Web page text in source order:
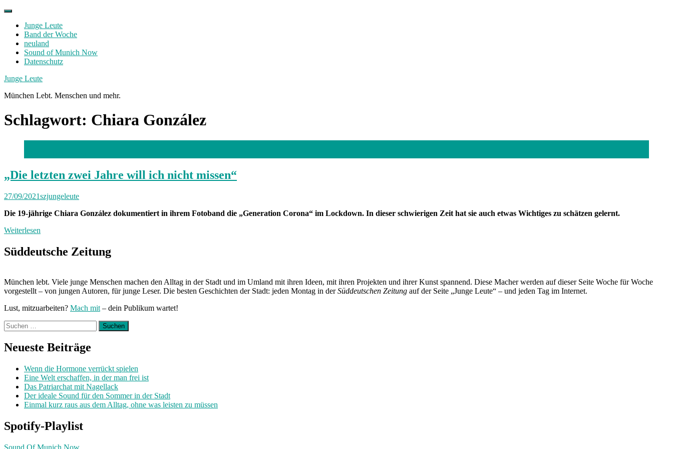
Skip
contentJunge Leute
Band der Woche
neuland
Sound of Munich Now
Datenschutz
Facebook
Twitter
Instagram
Junge Leute
München Lebt. Menschen und mehr.
Schlagwort: Chiara González
„Die letzten zwei Jahre will ich nicht missen“
27/09/2021szjungeleute
Die 19-jährige Chiara González dokumentiert in ihrem Fotoband die „Generation Corona“ im Lockdown. In dieser schwierigen Zeit hat sie auch etwas Wichtiges zu schätzen gelernt.
Weiterlesen
Süddeutsche Zeitung
München lebt. Viele junge Menschen machen den Alltag in der Stadt und im Umland mit ihren Ideen, mit ihren Projekten und ihrer Kunst spannend. Diese Macher werden auf dieser Seite Woche für Woche
vorgestellt – von jungen Autoren, für junge Leser. Die besten Geschichten der Stadt: jeden Montag in derSüddeutschen Zeitung auf der Seite „Junge Leute“ – und jeden Tag im Internet.
Lust, mitzuarbeiten? Mach mit – dein Publikum wartet!
Suchen
nach:
Neueste Beiträge
Wenn die Hormone verrückt spielen
Eine Welt erschaffen, in der man frei ist
Das Patriarchat mit Nagellack
Der ideale Sound für den Sommer in der Stadt
Einmal kurz raus aus dem Alltag, ohne was leisten zu müssen
Spotify-Playlist